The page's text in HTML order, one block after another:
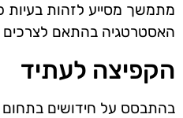
מתמשך מסייע לזהות בעיות
האסטרטגיה בהתאם
הקפיצה לעתיד
בהתבסס על חידושים בתחום